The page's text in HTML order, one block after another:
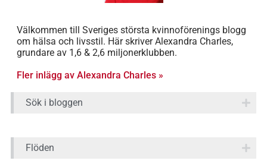
Välkommen till Sveriges största kvinnoförenings blogg
om hälsa och livsstil. Här skriver Alexandra Charles,
grundare av 1,6 & 2,6 miljonerklubben.
Fler inlägg av Alexandra Charles »
Sök i bloggen
Flöden